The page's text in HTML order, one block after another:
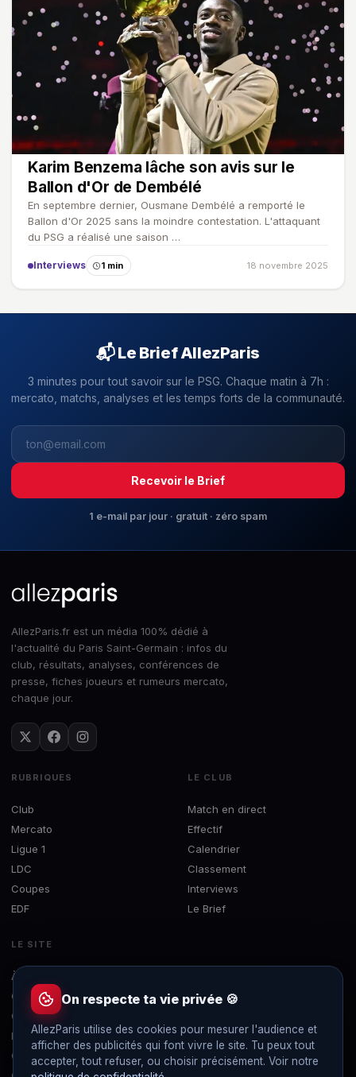
Karim Benzema lâche son avis sur le
Ballon d'Or de Dembélé
En septembre dernier, Ousmane Dembélé a remporté le
Ballon d'Or 2025 sans la moindre contestation. L'attaquant
du PSG a réalisé une saison …
Interviews 1 min 18 novembre 2025
📬 Le Brief AllezParis
3 minutes pour tout savoir sur le PSG. Chaque matin à 7h :
mercato, matchs, analyses et les temps forts de la communauté.
Recevoir le Brief
1 e-mail par jour · gratuit · zéro spam
AllezParis.fr est un média 100% dédié à
l'actualité du Paris Saint-Germain : infos du
club, résultats, analyses, conférences de
presse, fiches joueurs et rumeurs mercato,
chaque jour.
RUBRIQUES
Club
Mercato
Ligue 1
LDC
Coupes
EDF
LE CLUB
Match en direct
Effectif
Calendrier
Classement
Interviews
Le Brief
LE SITE
À propos
Concours
Contact
Mentions légales
Confidentialité
On respecte ta vie privée 🍪
AllezParis utilise des cookies pour mesurer l'audience et
afficher des publicités qui font vivre le site. Tu peux tout
accepter, tout refuser, ou choisir précisément. Voir notre